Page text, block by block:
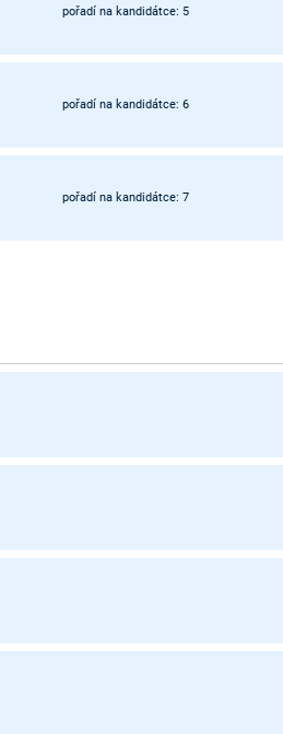
pořadí na kandidátce: 5
pořadí na kandidátce: 6
pořadí na kandidátce: 7